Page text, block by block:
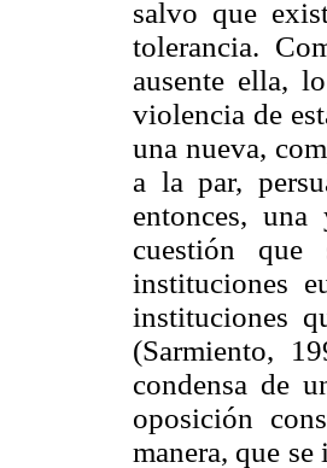
salvo que
tolerancia.
ausente ella,
violencia de
una nueva,
a la par,
entonces,
cuestión que
instituciones
instituciones
(Sarmiento,
condensa de
oposición
manera, que